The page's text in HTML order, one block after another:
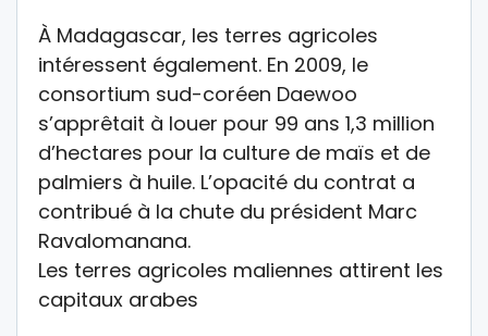
À Madagascar, les terres agricoles
intéressent également. En 2009, le
consortium sud-coréen Daewoo
s’apprêtait à louer pour 99 ans 1,3 million
d’hectares pour la culture de maïs et de
palmiers à huile. L’opacité du contrat a
contribué à la chute du président Marc
Ravalomanana.
Les terres agricoles maliennes attirent les
capitaux arabes